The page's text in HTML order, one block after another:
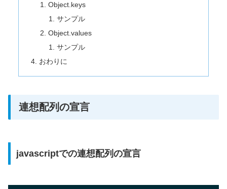
Object.keys
サンプル
Object.values
サンプル
おわりに
連想配列の宣言
javascriptでの連想配列の宣言